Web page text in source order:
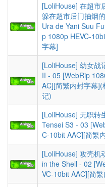
[LoliHouse] 在超市
躲在超市后门抽烟
Ura de Yani Suu
p 1080p HEVC-
字幕]
[LoliHouse] 幼女战
II - 05 [WebRip
AC][简繁内封字幕
记)
[LoliHouse] 无职转
Tensei S3 - 03
C-10bit AAC][简繁
[LoliHouse] 攻壳机
in the Shell - 02
VC-10bit AAC][简